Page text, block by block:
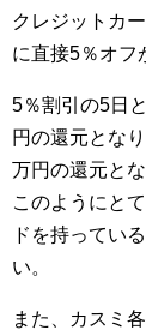
クレジットカ
に直接5％オフ
5％割引の5日
円の還元とな
万円の還元とな
このようにと
ドを持ってい
い。
また、カスミ